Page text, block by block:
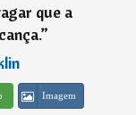
que a
”
Imagem